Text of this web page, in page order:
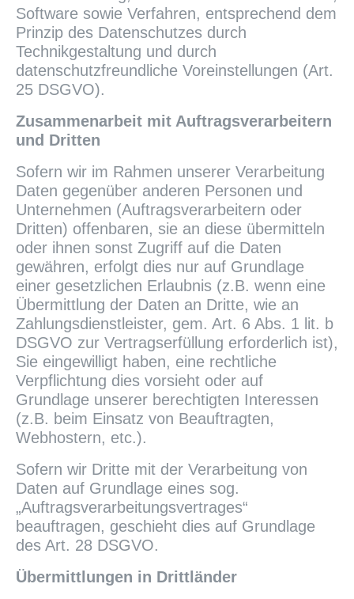
Software sowie Verfahren, entsprechend dem
Prinzip des Datenschutzes durch
Technikgestaltung und durch
datenschutzfreundliche Voreinstellungen (Art.
25 DSGVO).
Zusammenarbeit mit Auftragsverarbeitern
und Dritten
Sofern wir im Rahmen unserer Verarbeitung
Daten gegenüber anderen Personen und
Unternehmen (Auftragsverarbeitern oder
Dritten) offenbaren, sie an diese übermitteln
oder ihnen sonst Zugriff auf die Daten
gewähren, erfolgt dies nur auf Grundlage
einer gesetzlichen Erlaubnis (z.B. wenn eine
Übermittlung der Daten an Dritte, wie an
Zahlungsdienstleister, gem. Art. 6 Abs. 1 lit. b
DSGVO zur Vertragserfüllung erforderlich ist),
Sie eingewilligt haben, eine rechtliche
Verpflichtung dies vorsieht oder auf
Grundlage unserer berechtigten Interessen
(z.B. beim Einsatz von Beauftragten,
Webhostern, etc.).
Sofern wir Dritte mit der Verarbeitung von
Daten auf Grundlage eines sog.
„Auftragsverarbeitungsvertrages“
beauftragen, geschieht dies auf Grundlage
des Art. 28 DSGVO.
Übermittlungen in Drittländer